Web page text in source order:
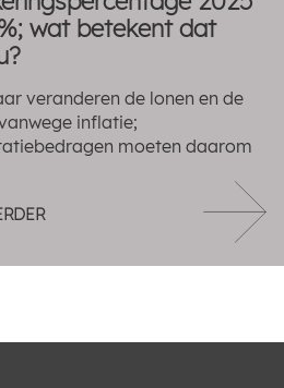
wat betekent dat
veranderen de lonen en de
inflatie;
moeten daarom